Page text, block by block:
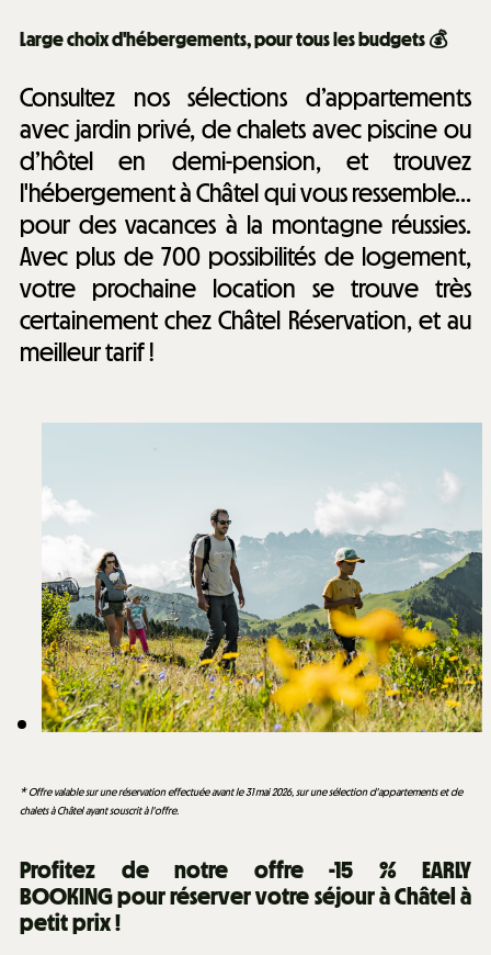
Large choix d'hébergements, pour tous les budgets 💰
Consultez nos sélections d’appartements
avec jardin privé, de chalets avec piscine ou
d’hôtel en demi-pension, et trouvez
l'hébergement à Châtel qui vous ressemble...
pour des vacances à la montagne réussies.
Avec plus de 700 possibilités de logement,
votre prochaine location se trouve très
certainement chez Châtel Réservation, et au
meilleur tarif !
* Offre valable sur une réservation effectuée avant le 31 mai 2026, sur une sélection d'appartements et de
chalets à Châtel ayant souscrit à l'offre.
Profitez de notre offre -15 % EARLY
BOOKING pour réserver votre séjour à Châtel à
petit prix !